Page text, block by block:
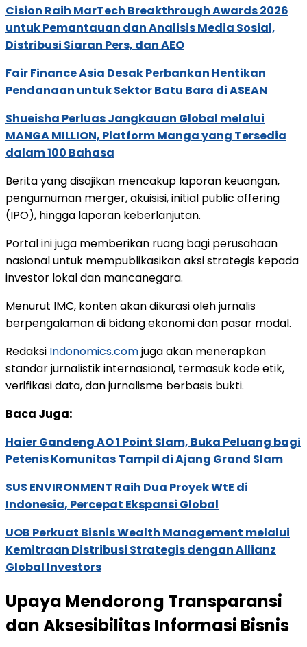
Cision Raih MarTech Breakthrough Awards 2026
untuk Pemantauan dan Analisis Media Sosial,
Distribusi Siaran Pers, dan AEO
Fair Finance Asia Desak Perbankan Hentikan
Pendanaan untuk Sektor Batu Bara di ASEAN
Shueisha Perluas Jangkauan Global melalui
MANGA MILLION, Platform Manga yang Tersedia
dalam 100 Bahasa
Berita yang disajikan mencakup laporan keuangan,
pengumuman merger, akuisisi, initial public offering
(IPO), hingga laporan keberlanjutan.
Portal ini juga memberikan ruang bagi perusahaan
nasional untuk mempublikasikan aksi strategis kepada
investor lokal dan mancanegara.
Menurut IMC, konten akan dikurasi oleh jurnalis
berpengalaman di bidang ekonomi dan pasar modal.
Redaksi Indonomics.comjuga akan menerapkan
standar jurnalistik internasional, termasuk kode etik,
verifikasi data, dan jurnalisme berbasis bukti.
Baca Juga:
Haier Gandeng AO 1 Point Slam, Buka Peluang bagi
Petenis Komunitas Tampil di Ajang Grand Slam
SUS ENVIRONMENT Raih Dua Proyek WtE di
Indonesia, Percepat Ekspansi Global
UOB Perkuat Bisnis Wealth Management melalui
Kemitraan Distribusi Strategis dengan Allianz
Global Investors
Upaya Mendorong Transparansi
dan Aksesibilitas Informasi Bisnis